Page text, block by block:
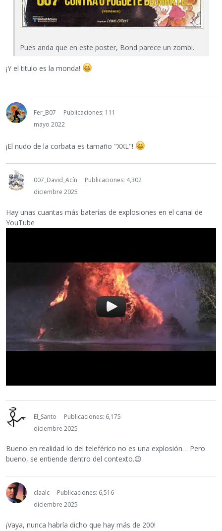
Pues anda que en este poster, Bond parece un zombi.
¡Y el titulo es la monda!
Fer_B07
Publicaciones: 111
mayo 2022
¡El nudo de la corbata es tamaño "XXL"!
007_David_Acín
Publicaciones: 4,302
diciembre 2025
Hay unas cuantas más baterías de explosiones en el canal de
YouTube
El_Santo
Publicaciones: 6,175
diciembre 2025
Bueno en realidad lo del teleférico no es una explosión… Pero
bueno, se entiende dentro del contexto.😉
claalc
Publicaciones: 6,516
diciembre 2025
¡Vaya, nunca habría dicho que hay más de 200!